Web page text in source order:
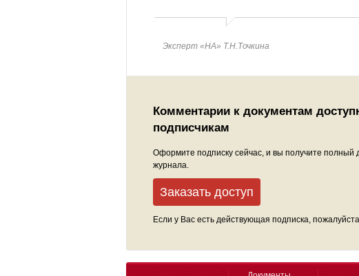
Эксперт «НА» Т.Н.Точкина
Комментарии к документам
подписчикам
Оформите подписку сейчас, и вы получите полный
журнала.
Заказать доступ
Если у Вас есть действующая подписка, пожалуйста,